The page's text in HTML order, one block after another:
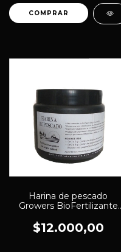
Harina de pescado
Growers BioFertilizante
$12.000,00